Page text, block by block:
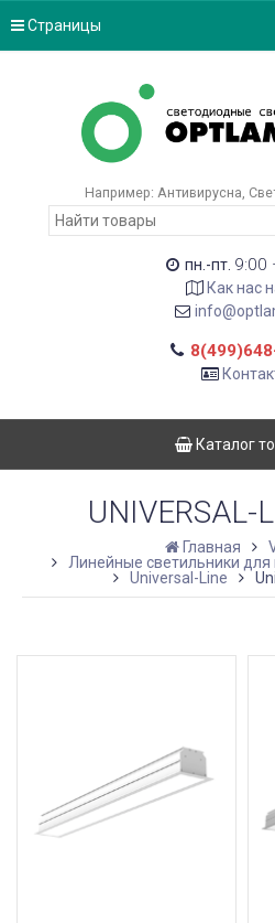
Страницы
Например: Антивирусна
пн.-пт. 9:00
Как нас
Каталог
UNIVERSAL-
Главная
Линейные светильники
Universal-Line